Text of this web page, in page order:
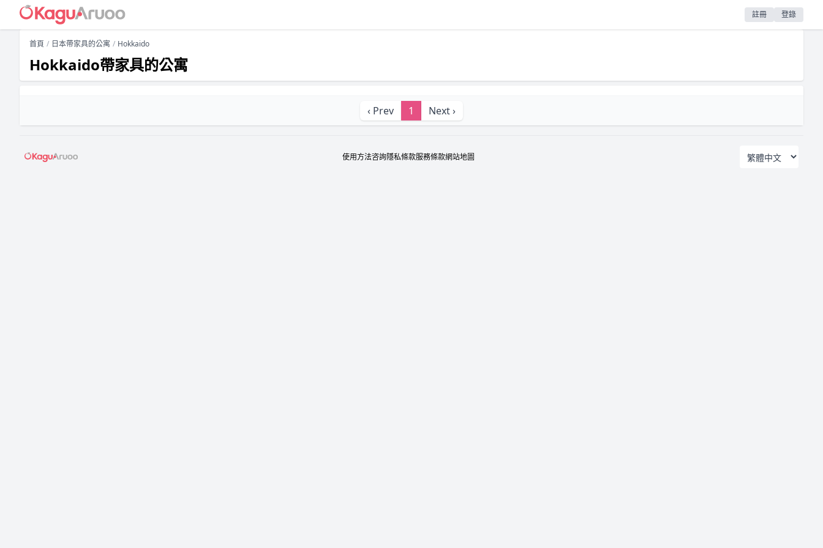
註冊 登錄
首頁 日本帶家具的公寓 Hokkaido
Hokkaido帶家具的公寓
‹ Prev 1 Next ›
使用方法咨詢隱私條款服務條款網站地圖